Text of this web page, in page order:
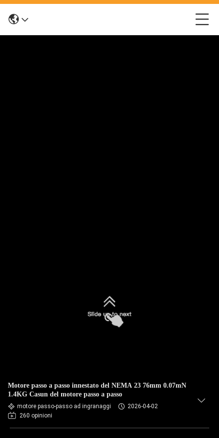
Motore passo a passo innestato del NEMA 23 76mm 0.07mN
1.4KG Casun del motore passo a passo
motore passo-passo ad ingranaggi
2026-04-02
260 opinioni